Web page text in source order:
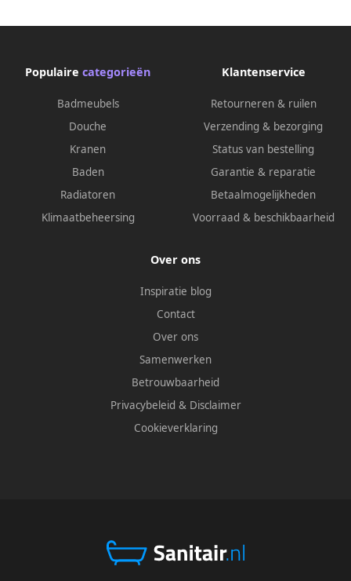
Populaire categorieën
Badmeubels
Douche
Kranen
Baden
Radiatoren
Klimaatbeheersing
Klantenservice
Retourneren & ruilen
Verzending & bezorging
Status van bestelling
Garantie & reparatie
Betaalmogelijkheden
Voorraad & beschikbaarheid
Over ons
Inspiratie blog
Contact
Over ons
Samenwerken
Betrouwbaarheid
Privacybeleid & Disclaimer
Cookieverklaring